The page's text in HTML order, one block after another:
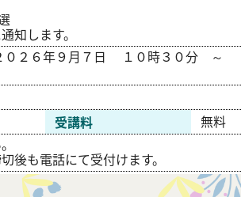
知します。
０２６年９月７日 １０時３０分～
受講料
無料
後も電話にて受付けます。